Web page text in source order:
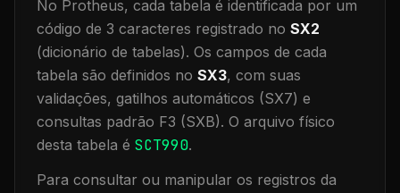
No Protheus, cada tabela é identificada por um
código de 3 caracteres registrado no SX2
(dicionário de tabelas). Os campos de cada
tabela são definidos no SX3, com suas
validações, gatilhos automáticos (SX7) e
consultas padrão F3 (SXB). O arquivo físico
desta tabela é SCT990.
Para consultar ou manipular os registros da